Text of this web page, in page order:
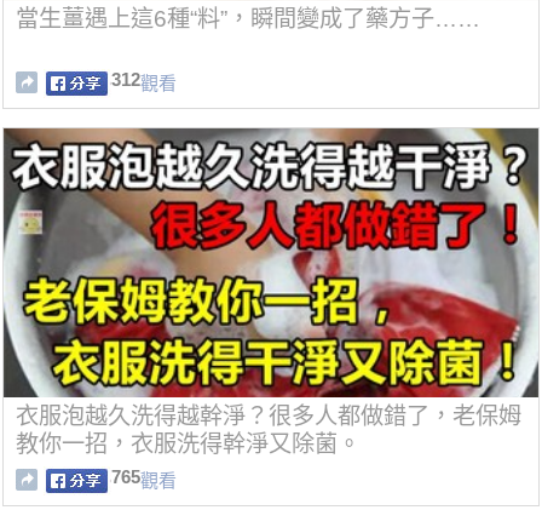
當生薑遇上這6種“料”，瞬間變成了藥方子……
312觀看
衣服泡越久洗得越幹淨？很多人都做錯了，老保姆
教你一招，衣服洗得幹淨又除菌。
765觀看